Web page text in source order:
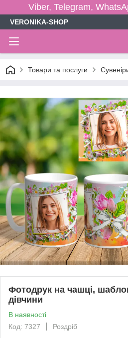
Viber, Telegram,
VERONIKA-SHOP
Товари та послуги
Фотодрук на чашці,
дівчини
В наявності
Код: 7327
Роздріб